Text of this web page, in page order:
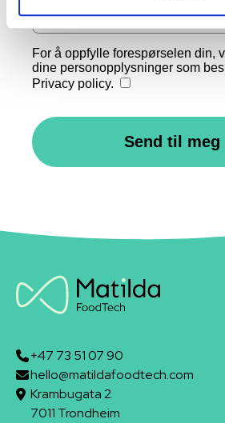
+47 73 51 07 90
hello@matildafoodtech.com
Krambugata 2
7011 Trondheim